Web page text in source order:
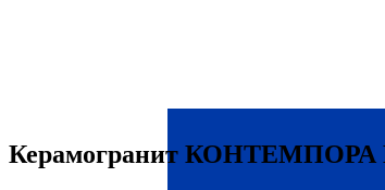
Керамогранит КОНТЕМПОРА